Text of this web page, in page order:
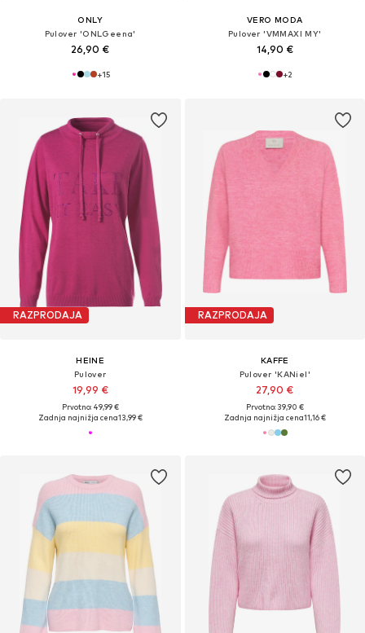
ONLY
Pulover 'ONLGeena'
26,90 €
+15
VERO MODA
Pulover 'VMMAXI MY'
14,90 €
+2
RAZPRODAJA
HEINE
Pulover
19,99 €
Prvotno: 49,99 €
Zadnja najnižja cena13,99 €
RAZPRODAJA
KAFFE
Pulover 'KANiel'
27,90 €
Prvotno: 39,90 €
Zadnja najnižja cena11,16 €